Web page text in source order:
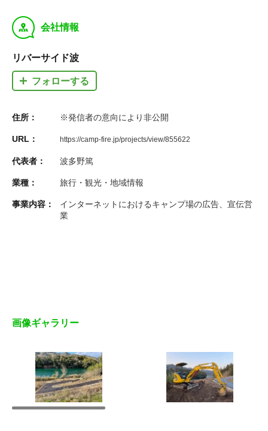
y 会社情報
リバーサイド波
フォローする
住所： ※発信者の意向により非公開
URL： https://camp-fire.jp/projects/view/855622
代表者： 波多野篤
業種： 旅行・観光・地域情報
事業内容：
インターネットにおけるキャンプ場の広告、宣伝営
業
画像ギャラリー